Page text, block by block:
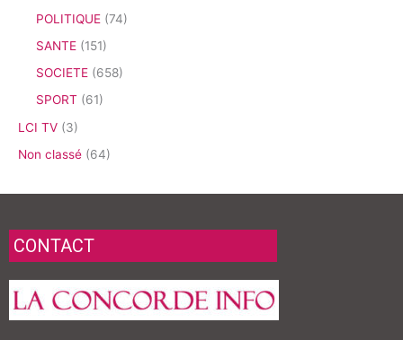
POLITIQUE (74)
SANTE (151)
SOCIETE (658)
SPORT (61)
LCI TV (3)
Non classé (64)
CONTACT